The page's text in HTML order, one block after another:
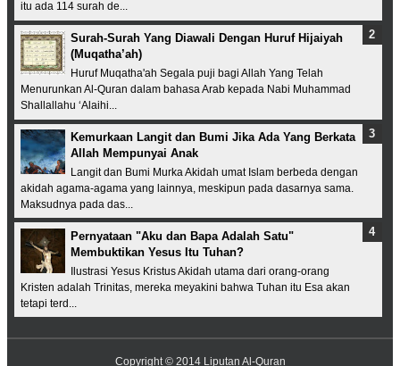
itu ada 114 surah de...
Surah-Surah Yang Diawali Dengan Huruf Hijaiyah
(Muqatha’ah)
Huruf Muqatha'ah Segala puji bagi Allah Yang Telah
Menurunkan Al-Quran dalam bahasa Arab kepada Nabi Muhammad
Shallallahu ‘Alaihi...
Kemurkaan Langit dan Bumi Jika Ada Yang Berkata
Allah Mempunyai Anak
Langit dan Bumi Murka Akidah umat Islam berbeda dengan
akidah agama-agama yang lainnya, meskipun pada dasarnya sama.
Maksudnya pada das...
Pernyataan "Aku dan Bapa Adalah Satu"
Membuktikan Yesus Itu Tuhan?
Ilustrasi Yesus Kristus Akidah utama dari orang-orang
Kristen adalah Trinitas, mereka meyakini bahwa Tuhan itu Esa akan
tetapi terd...
Copyright © 2014 Liputan Al-Quran